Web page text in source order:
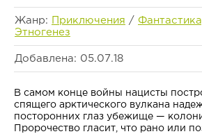
Жанр: Приключения /
Этногенез
Добавлена: 05.07.18
В самом конце войны нацисты
спящего арктического вулкана
посторонних глаз убежище —
Пророчество гласит, что рано или